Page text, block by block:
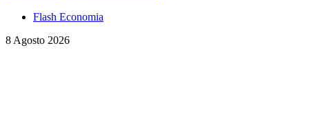
Flash Economia
8 Agosto 2026